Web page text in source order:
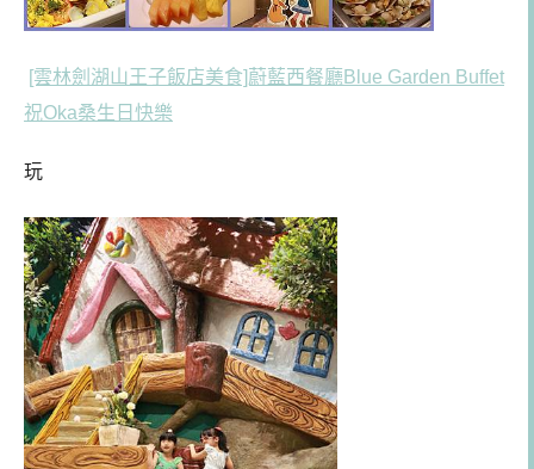
[雲林劍湖山王子飯店美食]蔚藍西餐廳Blue Garden Buffet
祝Oka桑生日快樂
玩